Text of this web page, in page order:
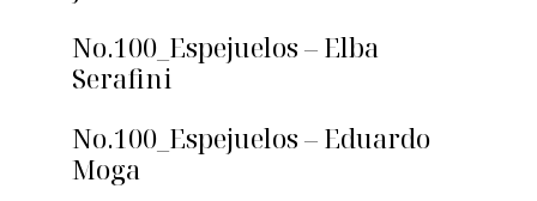
No.100_Espejuelos – Elba
Serafini
No.100_Espejuelos – Eduardo
Moga